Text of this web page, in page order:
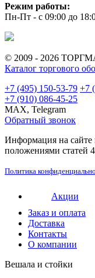
Режим работы:
Пн-Пт - с 09:00 до
© 2009 - 2026
Каталог торгового
+7 (495) 150-53-79 +7
+7 (910) 086-45-25
MAX, Telegram
Обратный звонок
Информация на сайте
положениями статей
Политика
Акции
Заказ и оплата
Доставка
Контакты
О компании
Вешала и стойки